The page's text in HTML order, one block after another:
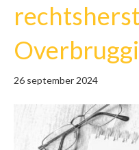
26 september 2024